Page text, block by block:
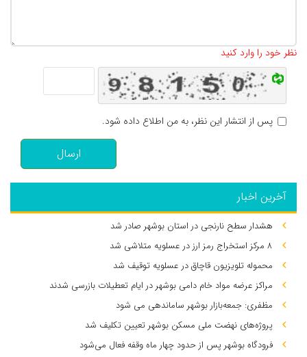
نظر خود را وارد کنید
پس از انتشار این نظر، به من اطلاع داده شود.
ارسال
آخرین اخبار
هشدار سطح نارنجی در استان بوشهر صادر شد
۸ مرکز استخراج رمز ارز در عسلویه متلاشی شد
محموله تلویزیون قاچاق در عسلویه توقیف شد
مراکز عرضه مواد خام دامی بوشهر در ایام تعطیلات بازرسی شدند
مظفری: جمعه‌بازار بوشهر ساماندهی می‌ شود
پروژه‌های نهضت ملی مسکن بوشهر تعیین تکلیف شد
فرودگاه بوشهر پس از حدود چهار ماه وقفه فعال می‌شود